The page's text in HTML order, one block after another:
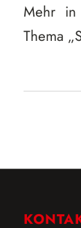
Mehr in
Thema